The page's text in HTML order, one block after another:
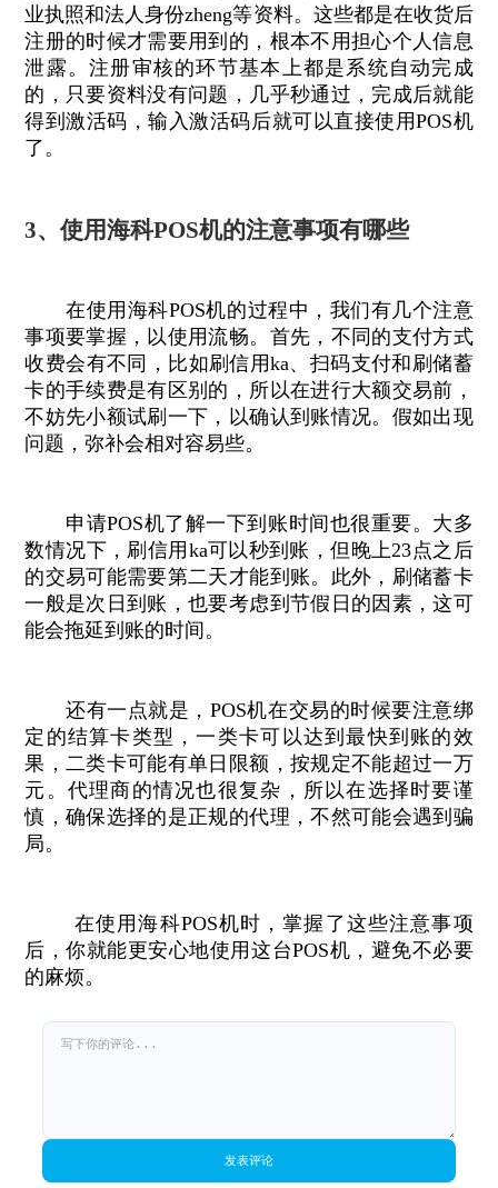
业执照和法人身份zheng等资料。这些都是在收货后
注册的时候才需要用到的，根本不用担心个人信息
泄露。注册审核的环节基本上都是系统自动完成
的，只要资料没有问题，几乎秒通过，完成后就能
得到激活码，输入激活码后就可以直接使用POS机
了。
3、使用海科POS机的注意事项有哪些
在使用海科POS机的过程中，我们有几个注意
事项要掌握，以使用流畅。首先，不同的支付方式
收费会有不同，比如刷信用ka、扫码支付和刷储蓄
卡的手续费是有区别的，所以在进行大额交易前，
不妨先小额试刷一下，以确认到账情况。假如出现
问题，弥补会相对容易些。
申请POS机了解一下到账时间也很重要。大多
数情况下，刷信用ka可以秒到账，但晚上23点之后
的交易可能需要第二天才能到账。此外，刷储蓄卡
一般是次日到账，也要考虑到节假日的因素，这可
能会拖延到账的时间。
还有一点就是，POS机在交易的时候要注意绑
定的结算卡类型，一类卡可以达到最快到账的效
果，二类卡可能有单日限额，按规定不能超过一万
元。代理商的情况也很复杂，所以在选择时要谨
慎，确保选择的是正规的代理，不然可能会遇到骗
局。
在使用海科POS机时，掌握了这些注意事项
后，你就能更安心地使用这台POS机，避免不必要
的麻烦。
发表评论